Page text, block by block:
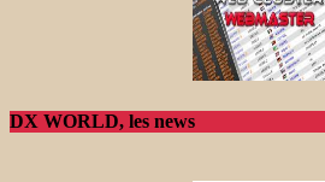
DX WORLD, les news